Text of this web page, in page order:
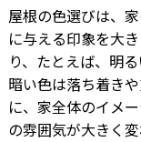
屋根の色選びは、
に与える印象を大
り、たとえば、明
暗い色は落ち着き
に、家全体のイメ
の雰囲気が大きく変